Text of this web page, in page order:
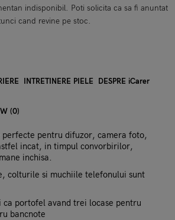
indisponibil. Poti solicita ca sa fi anuntat
cand revine pe stoc.
INTRETINERE PIELE DESPRE iCarer
(0)
perfecte pentru difuzor, camera foto,
incat, in timpul convorbirilor,
inchisa.
colturile si muchiile telefonului sunt
ca portofel avand trei locase pentru
bancnote